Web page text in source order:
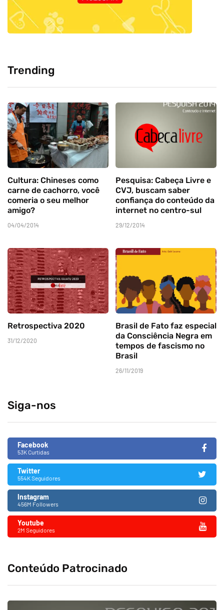
Trending
Cultura: Chineses como
carne de cachorro, você
comeria o seu melhor
amigo?
04/04/2014
Pesquisa: Cabeça Livre e
CVJ, buscam saber
confiança do conteúdo da
internet no centro-sul
29/12/2014
Retrospectiva 2020
31/12/2020
Brasil de Fato faz especial
da Consciência Negra em
tempos de fascismo no
Brasil
26/11/2019
Siga-nos
Facebook
53K Curtidas
Twitter
554K Seguidores
Instagram
456M Followers
Youtube
2M Seguidores
Conteúdo Patrocinado